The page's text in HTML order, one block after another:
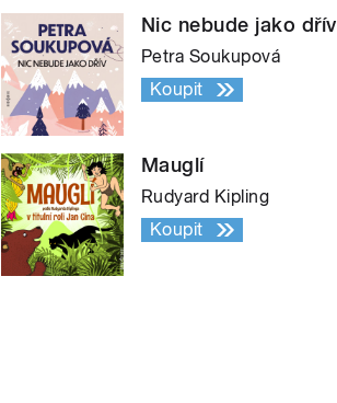
Nic nebude jako dřív
Petra Soukupová
Koupit
Mauglí
Rudyard Kipling
Koupit